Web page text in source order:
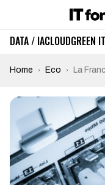
DATA / IACLOUDGREEN IT
Home Eco La